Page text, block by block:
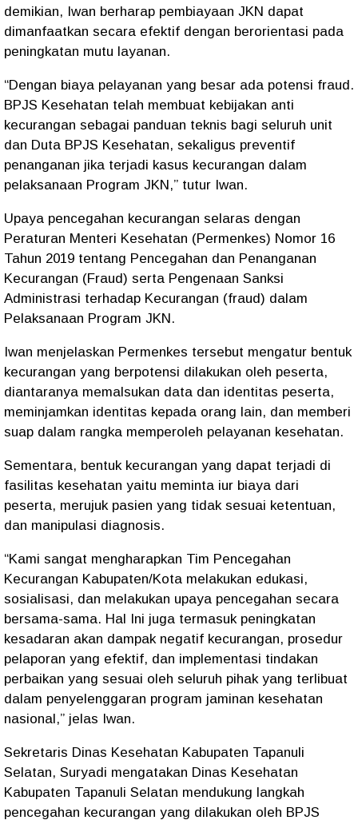
demikian, Iwan berharap pembiayaan JKN dapat
dimanfaatkan secara efektif dengan berorientasi pada
peningkatan mutu layanan.
“Dengan biaya pelayanan yang besar ada potensi fraud.
BPJS Kesehatan telah membuat kebijakan anti
kecurangan sebagai panduan teknis bagi seluruh unit
dan Duta BPJS Kesehatan, sekaligus preventif
penanganan jika terjadi kasus kecurangan dalam
pelaksanaan Program JKN,” tutur Iwan.
Upaya pencegahan kecurangan selaras dengan
Peraturan Menteri Kesehatan (Permenkes) Nomor 16
Tahun 2019 tentang Pencegahan dan Penanganan
Kecurangan (Fraud) serta Pengenaan Sanksi
Administrasi terhadap Kecurangan (fraud) dalam
Pelaksanaan Program JKN.
Iwan menjelaskan Permenkes tersebut mengatur bentuk
kecurangan yang berpotensi dilakukan oleh peserta,
diantaranya memalsukan data dan identitas peserta,
meminjamkan identitas kepada orang lain, dan memberi
suap dalam rangka memperoleh pelayanan kesehatan.
Sementara, bentuk kecurangan yang dapat terjadi di
fasilitas kesehatan yaitu meminta iur biaya dari
peserta, merujuk pasien yang tidak sesuai ketentuan,
dan manipulasi diagnosis.
“Kami sangat mengharapkan Tim Pencegahan
Kecurangan Kabupaten/Kota melakukan edukasi,
sosialisasi, dan melakukan upaya pencegahan secara
bersama-sama. Hal Ini juga termasuk peningkatan
kesadaran akan dampak negatif kecurangan, prosedur
pelaporan yang efektif, dan implementasi tindakan
perbaikan yang sesuai oleh seluruh pihak yang terlibuat
dalam penyelenggaran program jaminan kesehatan
nasional,” jelas Iwan.
Sekretaris Dinas Kesehatan Kabupaten Tapanuli
Selatan, Suryadi mengatakan Dinas Kesehatan
Kabupaten Tapanuli Selatan mendukung langkah
pencegahan kecurangan yang dilakukan oleh BPJS